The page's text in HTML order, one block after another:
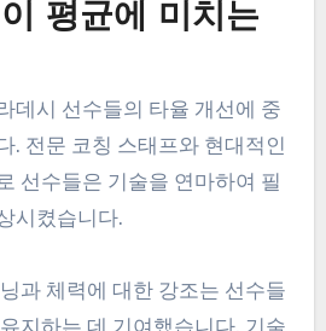
평균에 미치는
데시 선수들의 타율 개선에 중
. 전문 코칭 스태프와 현대적인
선수들은 기술을 연마하여 필
시켰습니다.
과 체력에 대한 강조는 선수들